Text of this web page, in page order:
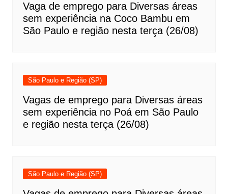
Vaga de emprego para Diversas áreas
sem experiência na Coco Bambu em
São Paulo e região nesta terça (26/08)
São Paulo e Região (SP)
Vagas de emprego para Diversas áreas
sem experiência no Poá em São Paulo
e região nesta terça (26/08)
São Paulo e Região (SP)